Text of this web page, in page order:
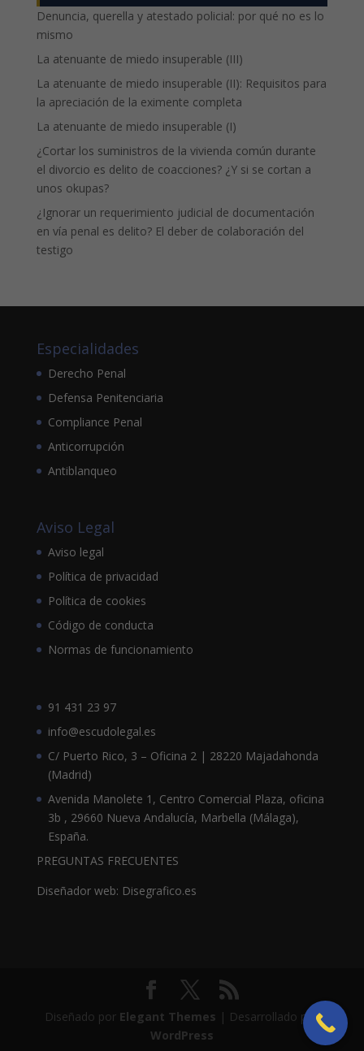
Denuncia, querella y atestado policial: por qué no es lo
mismo
La atenuante de miedo insuperable (III)
La atenuante de miedo insuperable (II): Requisitos para
la apreciación de la eximente completa
La atenuante de miedo insuperable (I)
¿Cortar los suministros de la vivienda común durante
el divorcio es delito de coacciones? ¿Y si se cortan a
unos okupas?
¿Ignorar un requerimiento judicial de documentación
en vía penal es delito? El deber de colaboración del
testigo
Especialidades
Derecho Penal
Defensa Penitenciaria
Compliance Penal
Anticorrupción
Antiblanqueo
Aviso Legal
Aviso legal
Política de privacidad
Política de cookies
Código de conducta
Normas de funcionamiento
91 431 23 97
info@escudolegal.es
C/ Puerto Rico, 3 – Oficina 2 | 28220 Majadahonda
(Madrid)
Avenida Manolete 1, Centro Comercial Plaza, oficina
3b , 29660 Nueva Andalucía, Marbella (Málaga),
España.
PREGUNTAS FRECUENTES
Diseñador web: Disegrafico.es
Diseñado por Elegant Themes | Desarrollado por
WordPress